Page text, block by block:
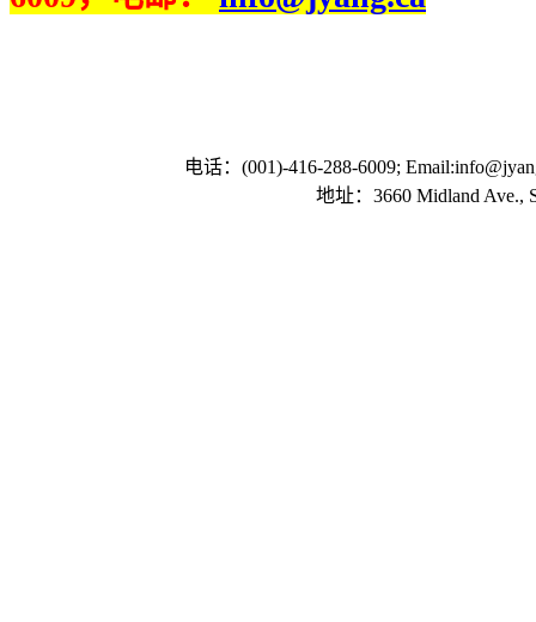
电话：(001)-416-288-6009;
地址：3660 Midland Ave.,